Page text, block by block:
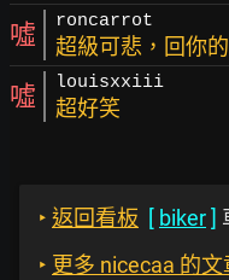
噓 roncarrot
超級可悲，回你
噓 louisxxiii
超好笑
‣ 返回看板 [ biker]
‣ 更多 nicecaa 的文